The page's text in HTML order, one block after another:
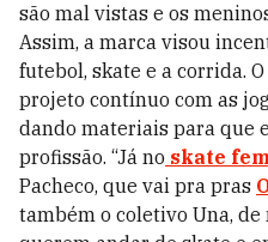
são mal vistas e os
Assim, a marca visou
futebol, skate e a corrida.
projeto contínuo com as
dando materiais para que
profissão. “Já no skate
Pacheco, que vai pra pras
também o coletivo Una,